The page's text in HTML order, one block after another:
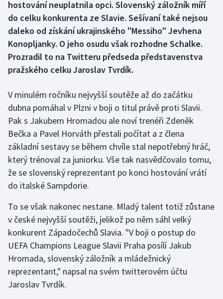
Florbal
Futsal
Golf
Gymnastika
Házená
Jezdectví
Krasobruslení
Lezení
Lyže a snowboard
Moderní pětiboj
hostování neuplatnila opci. Slovenský záložník míří
do celku konkurenta ze Slavie. Sešívaní také nejsou
daleko od získání ukrajinského "Messiho" Jevhena
Konopljanky. O jeho osudu však rozhodne Schalke.
Prozradil to na Twitteru předseda představenstva
pražského celku Jaroslav Tvrdík.
V minulém ročníku nejvyšší soutěže až do začátku
dubna pomáhal v Plzni v boji o titul právě proti Slavii.
Pak s Jakubem Hromadou ale noví trenéři Zdeněk
Bečka a Pavel Horváth přestali počítat a z člena
základní sestavy se během chvíle stal nepotřebný hráč,
který trénoval za juniorku. Vše tak nasvědčovalo tomu,
že se slovenský reprezentant po konci hostování vrátí
do italské Sampdorie.
To se však nakonec nestane. Mladý talent totiž zůstane
v české nejvyšší soutěži, jelikož po něm sáhl velký
konkurent Západočechů Slavia. "V boji o postup do
UEFA Champions League Slavii Praha posílí Jakub
Hromada, slovenský záložník a mládežnický
reprezentant," napsal na svém twitterovém účtu
Jaroslav Tvrdík.